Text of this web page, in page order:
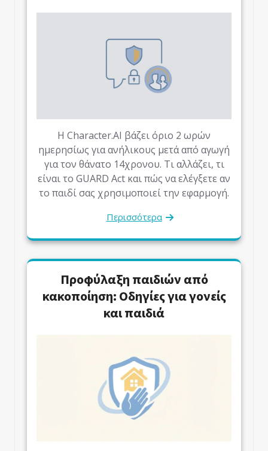
Η Character.AI βάζει όριο 2 ωρών
ημερησίως για ανήλικους μετά από αγωγή
για τον θάνατο 14χρονου. Τι αλλάζει, τι
είναι το GUARD Act και πώς να ελέγξετε αν
το παιδί σας χρησιμοποιεί την εφαρμογή.
Περισσότερα
Προφύλαξη παιδιών από
κακοποίηση: Οδηγίες για γονείς
και παιδιά